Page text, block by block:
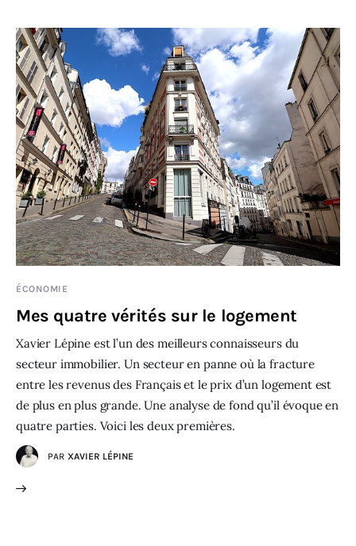
Idées
Humour
ÉCONOMIE
Mes quatre vérités sur le logement
Xavier Lépine est l’un des meilleurs connaisseurs du
secteur immobilier. Un secteur en panne où la fracture
entre les revenus des Français et le prix d’un logement est
de plus en plus grande. Une analyse de fond qu’il évoque en
quatre parties. Voici les deux premières.
PAR XAVIER LÉPINE